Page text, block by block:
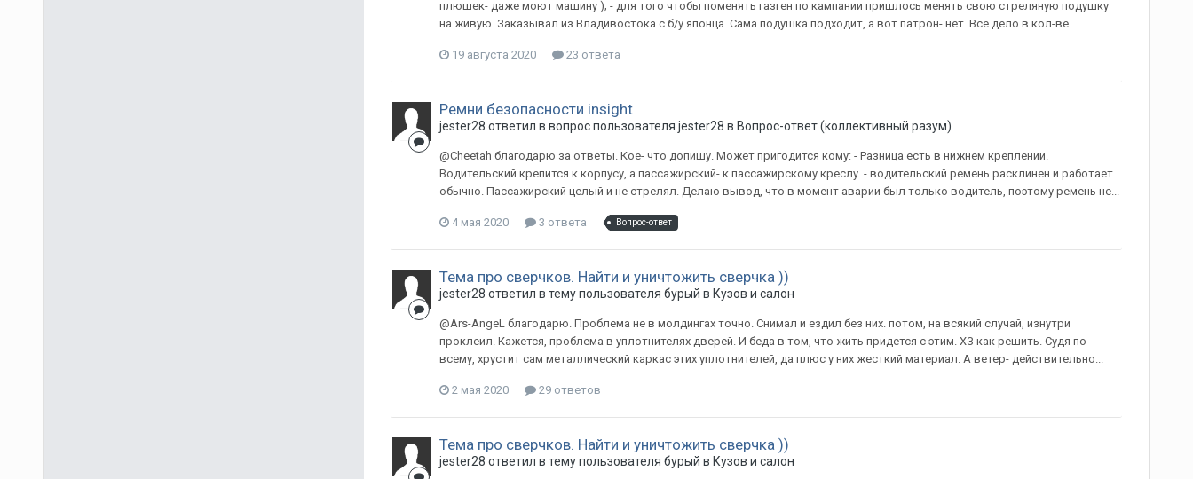
плюшек- даже моют машину ); - для того чтобы поменять газген по кампании пришлось менять свою стреляную подушку
на живую. Заказывал из Владивостока с б/у японца. Сама подушка подходит, а вот патрон- нет. Всё дело в кол-ве...
19 августа 2020 23 ответа
Ремни безопасности insight
jester28 ответил в вопрос пользователя jester28 в Вопрос-ответ (коллективный разум)
@Cheetah благодарю за ответы. Кое- что допишу. Может пригодится кому: - Разница есть в нижнем креплении.
Водительский крепится к корпусу, а пассажирский- к пассажирскому креслу. - водительский ремень расклинен и работает
обычно. Пассажирский целый и не стрелял. Делаю вывод, что в момент аварии был только водитель, поэтому ремень не...
4 мая 2020 3 ответа Вопрос-ответ
Тема про сверчков. Найти и уничтожить сверчка ))
jester28 ответил в тему пользователя бурый в Кузов и салон
@Ars-AngeL благодарю. Проблема не в молдингах точно. Снимал и ездил без них. потом, на всякий случай, изнутри
проклеил. Кажется, проблема в уплотнителях дверей. И беда в том, что жить придется с этим. ХЗ как решить. Судя по
всему, хрустит сам металлический каркас этих уплотнителей, да плюс у них жесткий материал. А ветер- действительно...
2 мая 2020 29 ответов
Тема про сверчков. Найти и уничтожить сверчка ))
jester28 ответил в тему пользователя бурый в Кузов и салон